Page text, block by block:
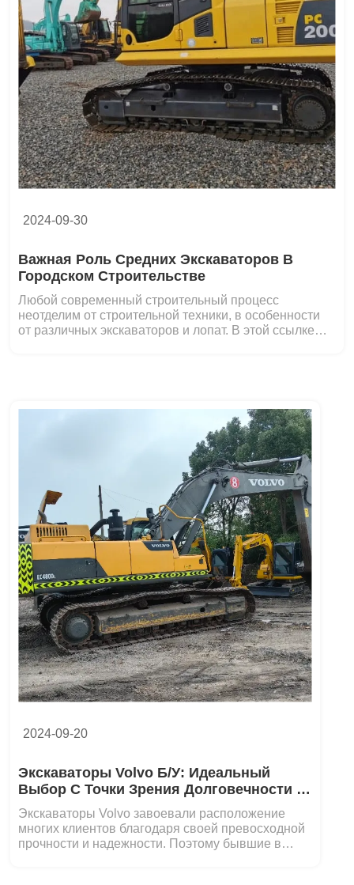
2024-09-30
Важная Роль Средних Экскаваторов В
Городском Строительстве
Любой современный строительный процесс
неотделим от строительной техники, в особенности
от различных экскаваторов и лопат. В этой ссылке
2024-09-20
Экскаваторы Volvo Б/у: Идеальный
Выбор С Точки Зрения Долговечности И
Надежности
Экскаваторы Volvo завоевали расположение
многих клиентов благодаря своей превосходной
прочности и надежности. Поэтому бывшие в